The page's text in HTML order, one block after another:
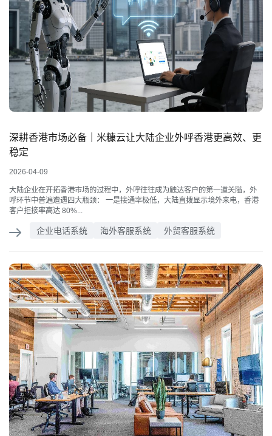
深耕香港市场必备｜米糠云让大陆企业外呼香港更高效、更
稳定
2026-04-09
大陆企业在开拓香港市场的过程中，外呼往往成为触达客户的第一道关隘，外
呼环节中普遍遭遇四大瓶颈： 一是接通率极低，大陆直拨显示境外来电，香港
客户拒接率高达 80%...
企业电话系统 海外客服系统 外贸客服系统